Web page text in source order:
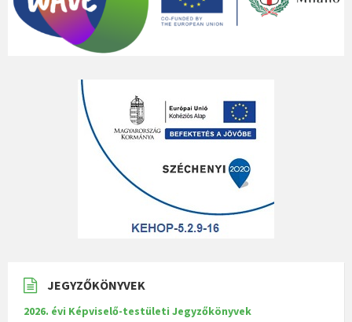
JEGYZŐKÖNYVEK
2026. évi Képviselő-testületi Jegyzőkönyvek